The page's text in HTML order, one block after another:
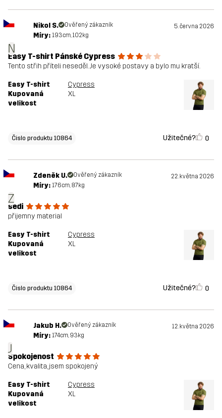
N
Nikol S. Ověřený zákazník 5. června 2026
Míry: 193cm, 102kg
Easy T-shirt Pánské Cypress
Tento střih příteli neseděl. Je vysoké postavy a bylo mu kratší.
Easy T-shirt
Cypress
Kupovaná
velikost
XL
Čislo produktu 10864 Užitečné? 0
Z
Zdeněk U. Ověřený zákazník 22. května 2026
Míry: 176cm, 87kg
sedi
přijemny material
Easy T-shirt
Cypress
Kupovaná
velikost
XL
Čislo produktu 10864 Užitečné? 0
J
Jakub H. Ověřený zákazník 12. května 2026
Míry: 174cm, 93kg
Spokojenost
Cena, kvalita, jsem spokojený
Easy T-shirt
Cypress
Kupovaná
velikost
XL